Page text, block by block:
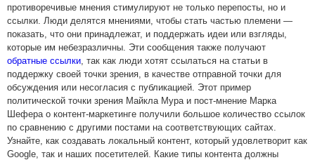
противоречивые мнения стимулируют не только перепосты, но и
ссылки. Люди делятся мнениями, чтобы стать частью племени —
показать, что они принадлежат, и поддержать идеи или взгляды,
которые им небезразличны. Эти сообщения также получают
обратные ссылки, так как люди хотят ссылаться на статьи в
поддержку своей точки зрения, в качестве отправной точки для
обсуждения или несогласия с публикацией. Этот пример
политической точки зрения Майкла Мура и пост-мнение Марка
Шефера о контент-маркетинге получили большое количество ссылок
по сравнению с другими постами на соответствующих сайтах.
Узнайте, как создавать локальный контент, который удовлетворит как
Google, так и наших посетителей. Какие типы контента должны